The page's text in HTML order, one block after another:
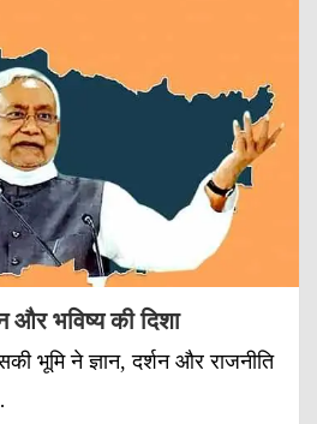
और भविष्य की दिशा
भूमि ने ज्ञान, दर्शन और राजनीति